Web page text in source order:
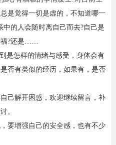
是觉得一切是虚的，不知道哪一
的人会随时离自己而去?自己是
?还是……
是怎样的情绪与感受，身体会有
否有类似的经历，如果有，是否
己解开困惑，欢迎继续留言，补
。
要增强自己的安全感，也有不少